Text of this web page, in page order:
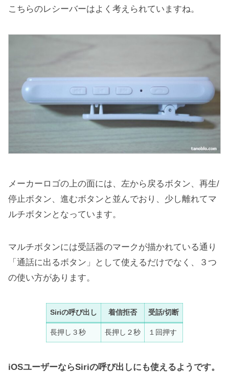
こちらのレシーバーはよく考えられていますね。
メーカーロゴの上の面には、左から戻るボタン、再生/
停止ボタン、進むボタンと並んでおり、少し離れてマ
ルチボタンとなっています。
マルチボタンには受話器のマークが描かれている通り
「通話に出るボタン」として使えるだけでなく、３つ
の使い方があります。
Siriの呼び出し 着信拒否 受話/切断
長押し３秒 長押し２秒 １回押す
iOSユーザーならSiriの呼び出しにも使えるようです。